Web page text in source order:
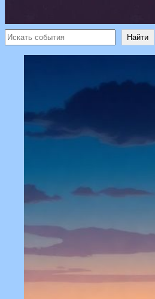
Поиск Найти